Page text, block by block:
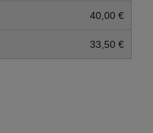
40,00 €
33,50 €